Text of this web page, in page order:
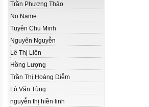
Trần Phương Thảo
No Name
Tuyên Chu Minh
Nguyên Nguyễn
Lê Thị Liên
Hồng Lượng
Trần Thị Hoàng Diễm
Lò Văn Tùng
nguyễn thị hiền linh